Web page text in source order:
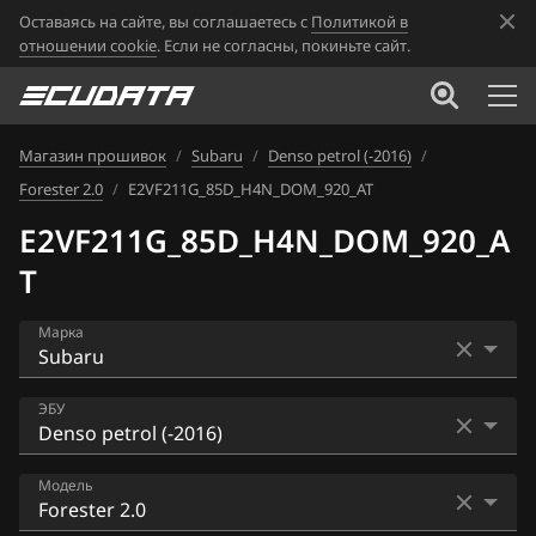
Оставаясь на сайте, вы соглашаетесь с Политикой в
отношении cookie. Если не согласны, покиньте сайт.
Магазин прошивок / Subaru / Denso petrol (-2016) /
Forester 2.0 / E2VF211G_85D_H4N_DOM_920_AT
E2VF211G_85D_H4N_DOM_920_A
T
Марка
Acura
Alfa Romeo
ATLAS
ЭБУ
Denso petrol (-2016)
Denso petrol (2017-)
Модель